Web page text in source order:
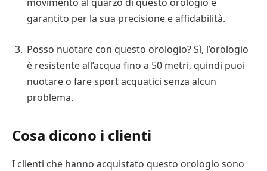
garantito per la sua precisione e affidabilità.
Posso nuotare con questo orologio? Sì, l’orologio
è resistente all’acqua fino a 50 metri, quindi puoi
nuotare o fare sport acquatici senza alcun
problema.
Cosa dicono i clienti
I clienti che hanno acquistato questo orologio sono